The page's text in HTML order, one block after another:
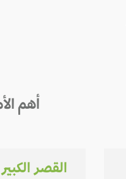
أهم
القصر الكبير